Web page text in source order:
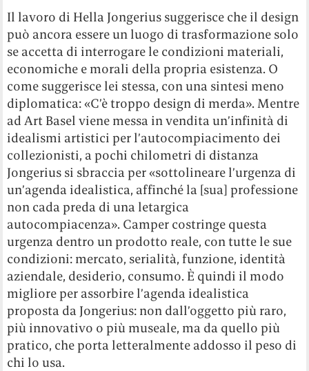
Il lavoro di Hella Jongerius suggerisce che il design
può ancora essere un luogo di trasformazione solo
se accetta di interrogare le condizioni materiali,
economiche e morali della propria esistenza. O
come suggerisce lei stessa, con una sintesi meno
diplomatica: «C’è troppo design di merda». Mentre
ad Art Basel viene messa in vendita un’infinità di
idealismi artistici per l’autocompiacimento dei
collezionisti, a pochi chilometri di distanza
Jongerius si sbraccia per «sottolineare l’urgenza di
un’agenda idealistica, affinché la [sua] professione
non cada preda di una letargica
autocompiacenza». Camper costringe questa
urgenza dentro un prodotto reale, con tutte le sue
condizioni: mercato, serialità, funzione, identità
aziendale, desiderio, consumo. È quindi il modo
migliore per assorbire l’agenda idealistica
proposta da Jongerius: non dall’oggetto più raro,
più innovativo o più museale, ma da quello più
pratico, che porta letteralmente addosso il peso di
chi lo usa.